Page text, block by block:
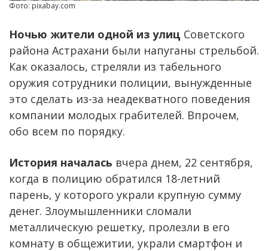
Фото: pixabay.com
Ночью жители одной из улиц Советского
района Астрахани были напуганы стрельбой.
Как оказалось, стреляли из табельного
оружия сотрудники полиции, вынужденные
это сделать из-за неадекватного поведения
компании молодых грабителей. Впрочем,
обо всем по порядку.
История началась вчера днем, 22 сентября,
когда в полицию обратился 18-летний
парень, у которого украли крупную сумму
денег. Злоумышленники сломали
металлическую решетку, пролезли в его
комнату в общежитии, украли смартфон и